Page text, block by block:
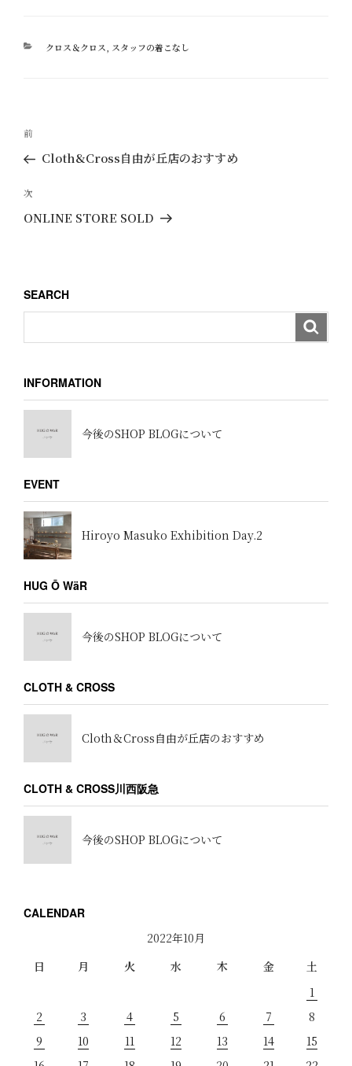
カ
クロス＆クロス, スタッフの着こなし
投
ナ
ビ
ゲ
ン
過
去
投
稿
前
Cloth&Cross自由が丘店のおすすめ
次
の
次
ONLINE STORE SOLD
SEARCH
INFORMATION
今後のSHOP BLOGについて
EVENT
Hiroyo Masuko Exhibition Day.2
HUG Ō WäR
今後のSHOP BLOGについて
CLOTH & CROSS
Cloth＆Cross自由が丘店のおすすめ
CLOTH & CROSS川西阪急
今後のSHOP BLOGについて
CALENDAR
2022年10月
日
月 火 水 木 金
土
1
2
3 4 5 6 7
8
9
10 11 12 13 14
15